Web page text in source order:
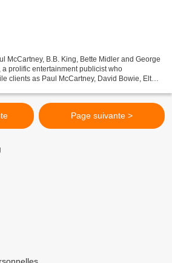
McCartney, B.B. King, Bette Midler and George
prolific entertainment publicist who
clients as Paul McCartney, David Bowie, Elton
Page suivante >